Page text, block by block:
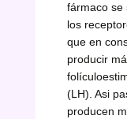
fármaco se
los
que en
producir
(LH). Asi
producen